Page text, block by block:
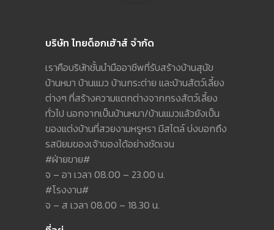
บริษัท ไทยด็อกเฮ้าส์ จำกัด
เราคือบริษัทชั้นนำมืออาชีพที่รับสร้างบ้านสุนัข
บ้านหมา บ้านแมว บ้านกระต่าย และบ้านสัตว์เลี้ยง
ต่างๆ ที่สร้างความแตกต่างจากกรงสัตว์เลี้ยง
ทั่วไป นอกจากเป็นบ้านหมา/บ้านแมวแล้วยังเป็น
ของแต่งบ้านที่สวยงามหรูหรา มีสไตล์ บ่งบอกถึง
รสนิยมของเจ้าของได้อย่างชัดเจน
#ฝ่ายขาย#
จ – อา เวลา 08.00 – 23.00 น.
#โรงงาน#
จ – ส เวลา 08.00 – 18.30 น.